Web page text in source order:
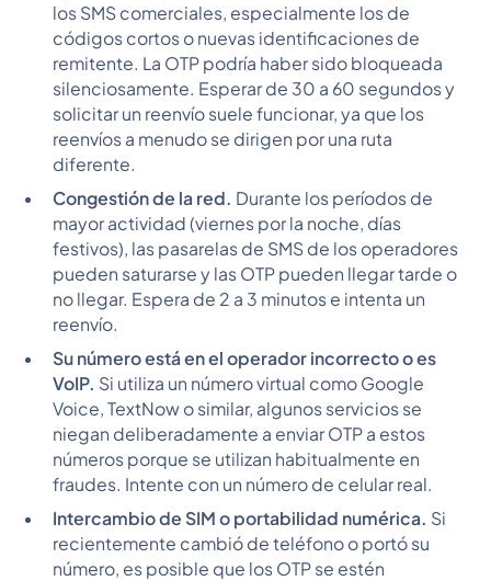
los SMS comerciales, especialmente los de
códigos cortos o nuevas identificaciones de
remitente. La OTP podría haber sido bloqueada
silenciosamente. Esperar de 30 a 60 segundos y
solicitar un reenvío suele funcionar, ya que los
reenvíos a menudo se dirigen por una ruta
diferente.
Congestión de la red. Durante los períodos de
mayor actividad (viernes por la noche, días
festivos), las pasarelas de SMS de los operadores
pueden saturarse y las OTP pueden llegar tarde o
no llegar. Espera de 2 a 3 minutos e intenta un
reenvío.
Su número está en el operador incorrecto o es
VoIP. Si utiliza un número virtual como Google
Voice, TextNow o similar, algunos servicios se
niegan deliberadamente a enviar OTP a estos
números porque se utilizan habitualmente en
fraudes. Intente con un número de celular real.
Intercambio de SIM o portabilidad numérica. Si
recientemente cambió de teléfono o portó su
número, es posible que los OTP se estén